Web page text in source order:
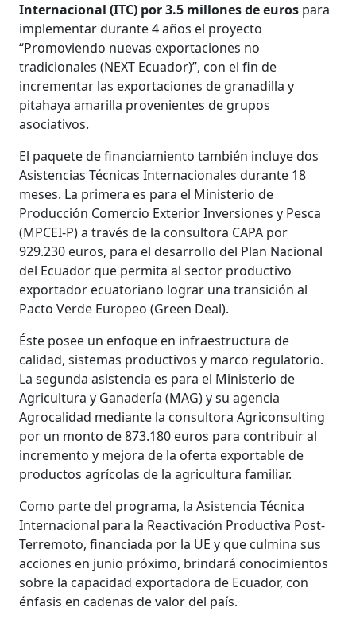
Internacional (ITC) por 3.5 millones de euros para
implementar durante 4 años el proyecto
“Promoviendo nuevas exportaciones no
tradicionales (NEXT Ecuador)”, con el fin de
incrementar las exportaciones de granadilla y
pitahaya amarilla provenientes de grupos
asociativos.
El paquete de financiamiento también incluye dos
Asistencias Técnicas Internacionales durante 18
meses. La primera es para el Ministerio de
Producción Comercio Exterior Inversiones y Pesca
(MPCEI-P) a través de la consultora CAPA por
929.230 euros, para el desarrollo del Plan Nacional
del Ecuador que permita al sector productivo
exportador ecuatoriano lograr una transición al
Pacto Verde Europeo (Green Deal).
Éste posee un enfoque en infraestructura de
calidad, sistemas productivos y marco regulatorio.
La segunda asistencia es para el Ministerio de
Agricultura y Ganadería (MAG) y su agencia
Agrocalidad mediante la consultora Agriconsulting
por un monto de 873.180 euros para contribuir al
incremento y mejora de la oferta exportable de
productos agrícolas de la agricultura familiar.
Como parte del programa, la Asistencia Técnica
Internacional para la Reactivación Productiva Post-
Terremoto, financiada por la UE y que culmina sus
acciones en junio próximo, brindará conocimientos
sobre la capacidad exportadora de Ecuador, con
énfasis en cadenas de valor del país.